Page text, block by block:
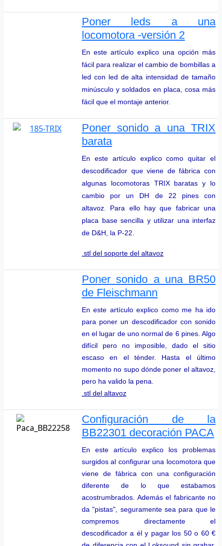
Poner leds a una
locomotora -versión 2
En este artículo explico una opción más
fácil para realizar el cambio de bombillas a
led con led de alta intensidad de tamaño
minúsculo y soldados en placa, cosa más
fácil que el montaje anterior.
Poner sonido a una TRIX
barata
En este artículo explico como quitar el
descodificador que viene de fábrica con
algunas locomotoras TRIX baratas y lo
cambio por un DH de 22 pines con
altavoz. Para ello hay que fabricar una
placa base sencilla y utilizar una interfaz
de D&H, la P-22.
.stl del soporte del altavoz
Poner sonido a una BR50
de Fleischmann
En este artículo explico como me ha ido
para poner un descodificador con sonido
en el lugar de uno normal de 6 pines. Algo
difícil pero no imposible, dado el sitio
escaso en el ténder. Hasta el último
momento no supo dónde poner el altavoz,
pero ha valido la pena.
.stl del altavoz
Configuración de la
BB22301 decoración PACA
En este artículo explico los problemas
surgidos al configurar una locomotora que
viene de fábrica con una configuración
diferente de lo que estabamos
acostrumbrados. Además el fabricante no
da "pistas", seguramente sea para que le
compremos directamente el
descodificador a él y pagar los 50 o 60 €